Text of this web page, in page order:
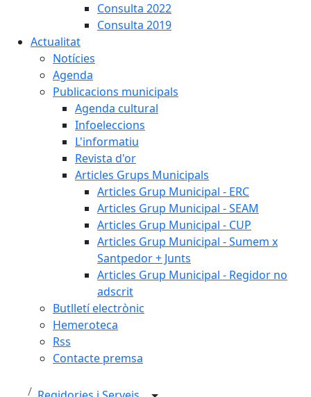
Consulta 2022
Consulta 2019
Actualitat
Notícies
Agenda
Publicacions municipals
Agenda cultural
Infoeleccions
L'informatiu
Revista d'or
Articles Grups Municipals
Articles Grup Municipal - ERC
Articles Grup Municipal - SEAM
Articles Grup Municipal - CUP
Articles Grup Municipal - Sumem x
Santpedor + Junts
Articles Grup Municipal - Regidor no
adscrit
Butlletí electrònic
Hemeroteca
Rss
Contacte premsa